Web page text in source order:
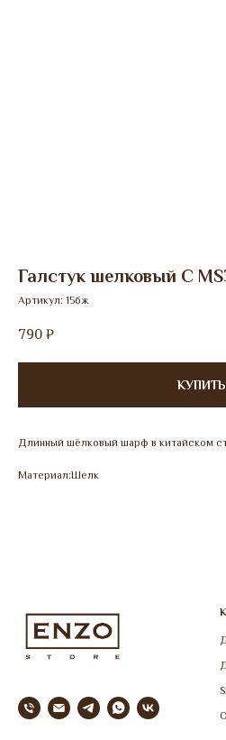
Галстук шелковый C
Артикул: 15бж
790 ₽
КУПИТЬ
Длинный шёлковый шарф в китайском
Материал:Шелк